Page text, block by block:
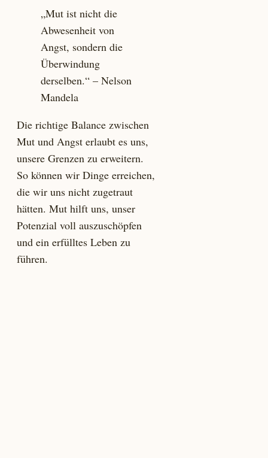
„Mut ist nicht die
Abwesenheit von
Angst, sondern die
Überwindung
derselben.“ – Nelson
Mandela
Die richtige Balance zwischen
Mut und Angst erlaubt es uns,
unsere Grenzen zu erweitern.
So können wir Dinge erreichen,
die wir uns nicht zugetraut
hätten. Mut hilft uns, unser
Potenzial voll auszuschöpfen
und ein erfülltes Leben zu
führen.